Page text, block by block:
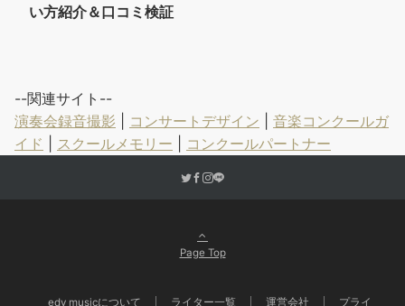
い方紹介＆口コミ検証
--関連サイト--
演奏会録音撮影
コンサートデザイン
音楽コンクールガ
イド
スクールメモリー コンクールパートナー
Page Top
edy musicについて ライター一覧 運営会社 プライ